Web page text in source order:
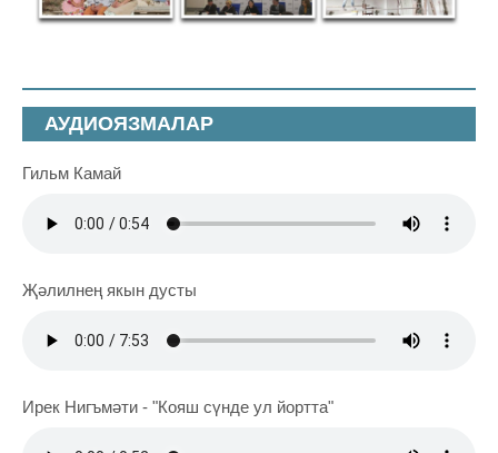
АУДИОЯЗМАЛАР
Гильм Камай
Җәлилнең якын дусты
Ирек Нигъмәти - "Кояш сүнде ул йортта"